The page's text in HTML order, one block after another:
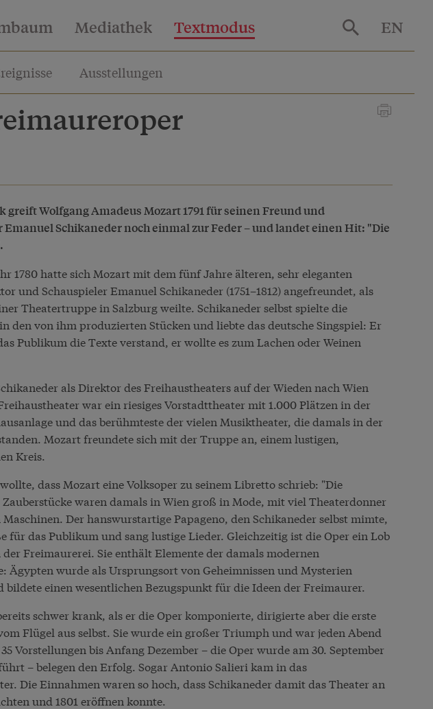
Mediathek Textmodus EN
Ausstellungen
greift Wolfgang Amadeus Mozart 1791 für seinen Freund und
Schikaneder noch einmal zur Feder – und landet einen Hit: "Die
1780 hatte sich Mozart mit dem fünf Jahre älteren, sehr eleganten
und Schauspieler Emanuel Schikaneder (1751–1812) angefreundet, als
Theatertruppe in Salzburg weilte. Schikaneder selbst spielte die
den von ihm produzierten Stücken und liebte das deutsche Singspiel: Er
Publikum die Texte verstand, er wollte es zum Lachen oder Weinen
als Direktor des Freihaustheaters auf der Wieden nach Wien
war ein riesiges Vorstadttheater mit 1.000 Plätzen in der
und das berühmteste der vielen Musiktheater, die damals in der
Mozart freundete sich mit der Truppe an, einem lustigen,
Kreis.
dass Mozart eine Volksoper zu seinem Libretto schrieb: "Die
waren damals in Wien groß in Mode, mit viel Theaterdonner
Der hanswurstartige Papageno, den Schikaneder selbst mimte,
für das Publikum und sang lustige Lieder. Gleichzeitig ist die Oper ein Lob
der Freimaurerei. Sie enthält Elemente der damals modernen
Ägypten wurde als Ursprungsort von Geheimnissen und Mysterien
bildete einen wesentlichen Bezugspunkt für die Ideen der Freimaurer.
schwer krank, als er die Oper komponierte, dirigierte aber die erste
Flügel aus selbst. Sie wurde ein großer Triumph und war jeden Abend
Vorstellungen bis Anfang Dezember – die Oper wurde am 30. September
– belegen den Erfolg. Sogar Antonio Salieri kam in das
Die Einnahmen waren so hoch, dass Schikaneder damit das Theater an
und 1801 eröffnen konnte.